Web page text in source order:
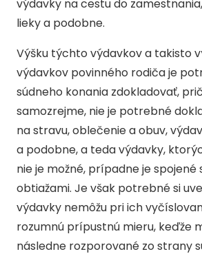
výdavky na cestu do
lieky a podobne.
Výšku týchto výdavkov a takisto
výdavkov povinného rodiča je
súdneho konania zdokladovať,
samozrejme, nie je potrebné
na stravu, oblečenie a obuv,
a podobne, a teda výdavky,
nie je možné, prípadne je spojené
obtiažami. Je však potrebné si
výdavky nemôžu pri ich
rozumnú prípustnú mieru, keďže
následne rozporované zo strany